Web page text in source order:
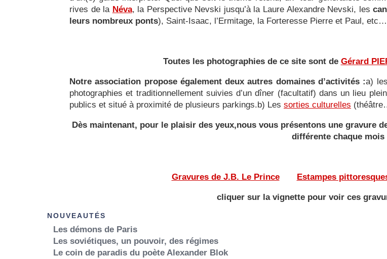
rives de la Néva, la Perspective Nevski jusqu’à la Laure Alexandre Nevski, les
leurs nombreux ponts), Saint-Isaac, l’Ermitage, la Forteresse Pierre et Paul, etc…
Toutes les photographies de ce site sont de Gérard
Notre association propose également deux autres domaines d’activités :a) les
photographies et traditionnellement suivies d’un dîner (facultatif) dans un lieu
publics et situé à proximité de plusieurs parkings.b) Les sorties culturelles
Dès maintenant, pour le plaisir des yeux,nous vous présentons une gravure
différentechaque mois
Gravures de J.B. Le Prince—— Estampes
cliquer sur la vignette pour voir ces
NOUVEAUTÉS
Les démons de Paris
Les soviétiques, un pouvoir, des régimes
Le coin de paradis du poète Alexander Blok